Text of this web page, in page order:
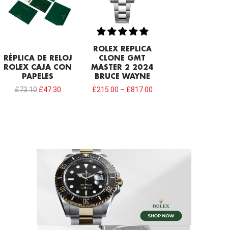
RÉPLICA DE RELOJ
ROLEX CAJA CON
PAPELES
£73.10 £47.30
ROLEX REPLICA
CLONE GMT
MASTER 2 2024
BRUCE WAYNE
£215.00 – £817.00